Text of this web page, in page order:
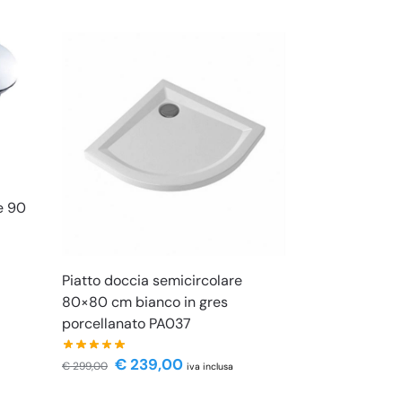
90
Piatto doccia semicircolare
80×80 cm bianco in gres
porcellanato PA037
€299,00 €239,00 iva inclusa